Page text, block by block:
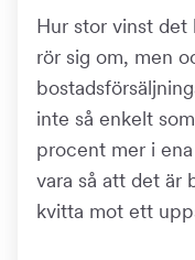
Hur stor vinst
rör sig om, men
inte så enkelt
procent mer i
vara så att det är
kvitta mot ett